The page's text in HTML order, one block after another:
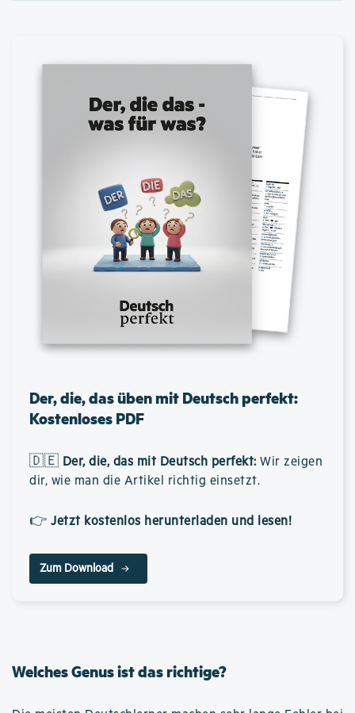
Der, die, das üben mit Deutsch perfekt:
Kostenloses PDF
🇩🇪 Der, die, das mit Deutsch perfekt: Wir zeigen
dir, wie man die Artikel richtig einsetzt.
👉 Jetzt kostenlos herunterladen und lesen!
Zum Download
Welches Genus ist das richtige?